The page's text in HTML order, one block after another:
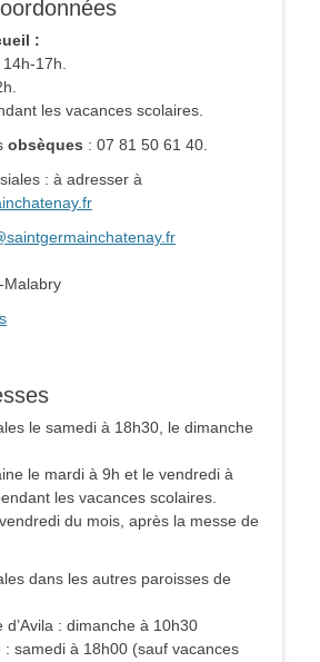
:
17h.
les vacances scolaires.
obsèques : 07 81 50 61 40.
: à adresser à
Malabry
le samedi à 18h30, le dimanche
le mardi à 9h et le vendredi à
les vacances scolaires.
du mois, après la messe de
dans les autres paroisses de
: dimanche à 10h30
: samedi à 18h00 (sauf vacances